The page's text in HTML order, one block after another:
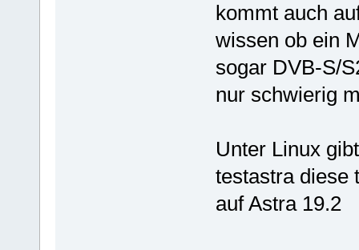
kommt auch
wissen ob ein
sogar DVB-S/
nur schwierig
Unter Linux
testastra diese
auf Astra 19.2